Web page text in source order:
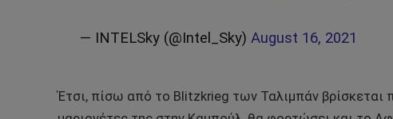
— INTELSky (@Intel_Sky) August 16, 2021
Έτσι, πίσω από το Blitzkrieg των Ταλιμπάν βρίσκεται